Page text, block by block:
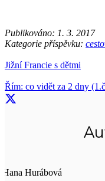
Publikováno: 1. 3. 2017
Kategorie příspěvku:
Jižní Francie s dětmi
Řím: co vidět za 2 dny
Hana Hurábová